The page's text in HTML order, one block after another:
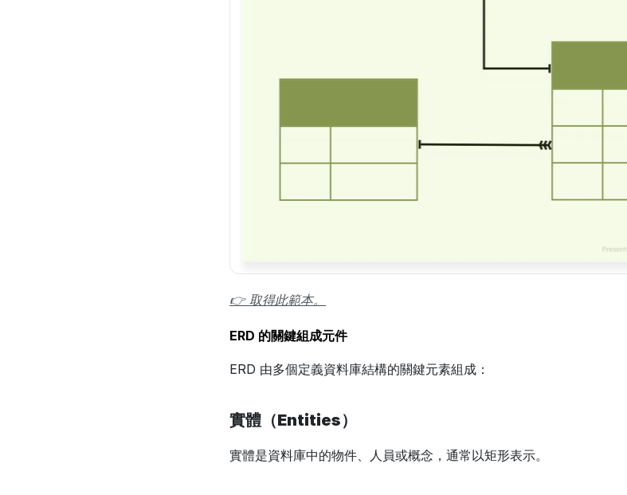
👉 取得此範本。
ERD 的關鍵組成元件
ERD 由多個定義資料庫結構的關鍵元素組成：
實體（Entities）
實體是資料庫中的物件、人員或概念，通常以矩形表示。